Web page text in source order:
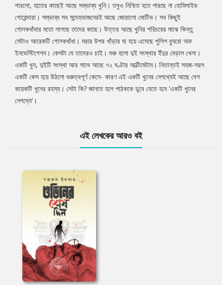
পারলো, হাতের কাছেই আছে সম্ভাব্য খুনি। তবুও নিশ্চিত হতে পারছে না হোমিসাইড
গোয়েন্দারা। সম্ভাব্য সব সন্দেহভাজনেরই আছে জোরালো মোটিভ। সব কিছুই
গোলকধাঁধার মতো লাগছে তাদের কাছে। উত্তর আছে খুনির পরিচয়ের মাঝে কিন্তু
সেটাও আরেকটি গোলকধাঁধা। মরার উপর খাঁড়ার ঘা হয়ে এসেছে পুলিশ ব্যুরো অফ
ইনভেস্টিগেশন। কেসটা যে তাদেরও চাই। শুরু হলো দুই সংস্থার ইঁদুর বেড়াল খেলা।
একটি খুন, দুইটি সংস্থা আর সাথে আছে ৭২ ঘণ্টার আল্টিমেটাম। নিতান্তই সহজ-সরল
একটি কেস হয়ে উঠলো গুরুত্বপূর্ণ কেসে- কারণ এই একটি খুনের নেপথ্যেই আছে বেশ
কয়েকটি খুনের রহস্য। সেটা কি? জানতে হলে পাঠককে ডুবে যেতে হবে ‘একটি খুনের
নেপথ্যে’।
এই লেখকের আরও বই